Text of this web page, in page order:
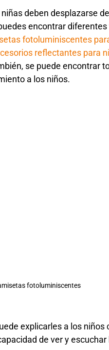
niñas deben desplazarse
encontrar
fotoluminiscentes
reflectantes para
se puede encontrar
a los niños.
fotoluminiscentes
explicarles a los
de ver y